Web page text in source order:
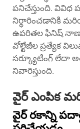
పనిచేస్తుంది. వివిధ
నిర్ధారించడానికి
ఉపరితల ఫినిష్
వోల్టేజీల ప్రత్యేక
సర్క్యూటింగ్ లేదా
నివారిస్తుంది.
వైర్ ఎంపిక
వైర్ రకాన్ని